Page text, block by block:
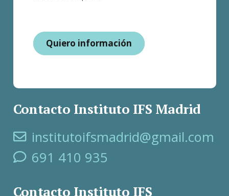
Quiero información
Contacto Instituto IFS Madrid
institutoifsmadrid@gmail.com
691 410 935
Contacto Instituto IFS